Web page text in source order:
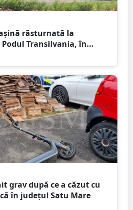
răsturnată la
Podul Transilvania, în
grav după ce a căzut cu
în județul Satu Mare